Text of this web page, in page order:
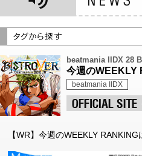
beatmania IIDX 28
今週のWEEKLY
beatmania IIDX
【WR】今週のWEEKLY